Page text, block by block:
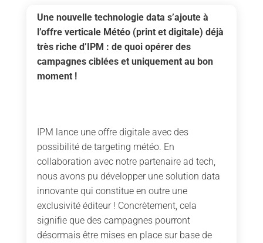
Une nouvelle technologie data s’ajoute à
l’offre verticale Météo (print et digitale) déjà
très riche d’IPM : de quoi opérer des
campagnes ciblées et uniquement au bon
moment !
IPM lance une offre digitale avec des
possibilité de targeting météo. En
collaboration avec notre partenaire ad tech,
nous avons pu développer une solution data
innovante qui constitue en outre une
exclusivité éditeur ! Concrètement, cela
signifie que des campagnes pourront
désormais être mises en place sur base de